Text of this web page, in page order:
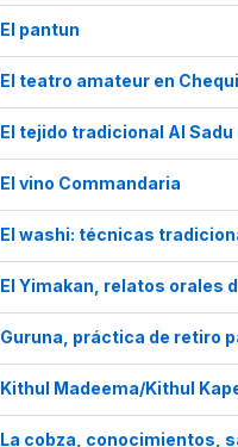
El pantun
El teatro amateur en
El tejido tradicional Al Sadu
El vino Commandaria
El washi: técnicas
El Yimakan, relatos orales
Guruna, práctica de retiro
Kithul Madeema/Kithul
La cobza, conocimientos,